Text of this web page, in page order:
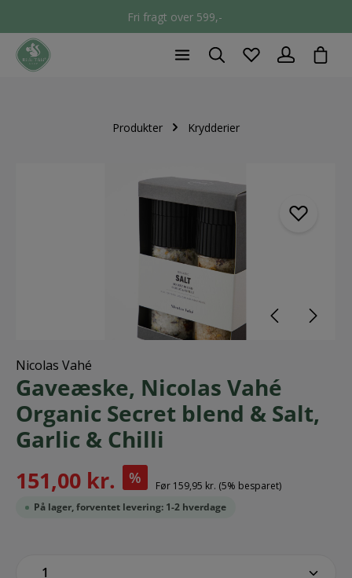
Fri fragt over 599,-
Produkter Krydderier
Nicolas Vahé
Gaveæske, Nicolas Vahé
Organic Secret blend & Salt,
Garlic & Chilli
151,00 kr. % Før 159,95 kr. (5% besparet)
På lager, forventet levering: 1-2 hverdage